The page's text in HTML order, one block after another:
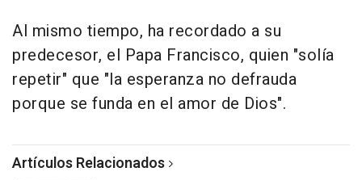
Al mismo tiempo, ha recordado a su
predecesor, el Papa Francisco, quien "solía
repetir" que "la esperanza no defrauda
porque se funda en el amor de Dios".
Artículos Relacionados